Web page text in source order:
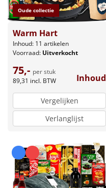
Oude collectie
Warm Hart
Inhoud: 11 artikelen
Voorraad: Uitverkocht
75,- per stuk
89,31 incl. BTW Inhoud
Vergelijken
Verlanglijst